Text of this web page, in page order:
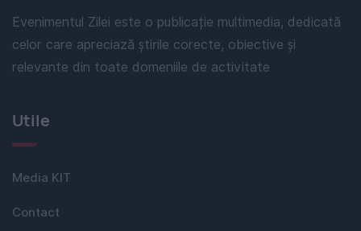
Evenimentul Zilei este o publicație multimedia, dedicată
celor care apreciază știrile corecte, obiective și
relevante din toate domeniile de activitate
Utile
Media KIT
Contact